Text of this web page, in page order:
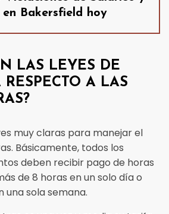
en Bakersfield hoy
LAS LEYES DE
A LAS
muy claras para manejar el
Básicamente, todos los
deben recibir pago de horas
de 8 horas en un solo día o
una sola semana.